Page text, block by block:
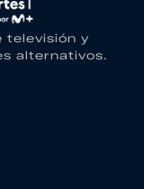
televisión y
alternativos.